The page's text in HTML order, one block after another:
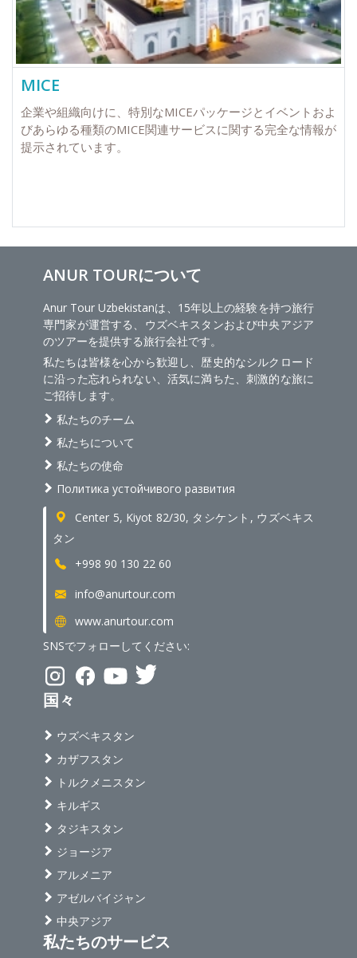
MICE
企業や組織向けに、特別なMICEパッケージとイベントおよ
びあらゆる種類のMICE関連サービスに関する完全な情報が
提示されています。
ANUR TOURについて
Anur Tour Uzbekistanは、15年以上の経験を持つ旅行
専門家が運営する、ウズベキスタンおよび中央アジア
のツアーを提供する旅行会社です。
私たちは皆様を心から歓迎し、歴史的なシルクロード
に沿った忘れられない、活気に満ちた、刺激的な旅に
ご招待します。
私たちのチーム
私たちについて
私たちの使命
Политика устойчивого развития
Center 5, Kiyot 82/30, タシケント, ウズベキス
タン
+998 90 130 22 60
info@anurtour.com
www.anurtour.com
SNSでフォローしてください:
国々
ウズベキスタン
カザフスタン
トルクメニスタン
キルギス
タジキスタン
ジョージア
アルメニア
アゼルバイジャン
中央アジア
私たちのサービス